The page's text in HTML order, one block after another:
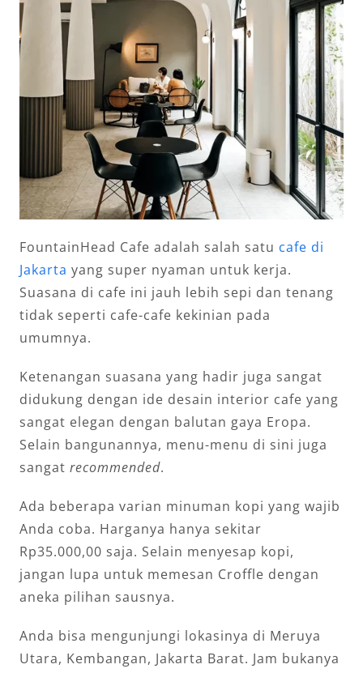
FountainHead Cafe adalah salah satu cafe di
Jakarta yang super nyaman untuk kerja.
Suasana di cafe ini jauh lebih sepi dan tenang
tidak seperti cafe-cafe kekinian pada
umumnya.
Ketenangan suasana yang hadir juga sangat
didukung dengan ide desain interior cafe yang
sangat elegan dengan balutan gaya Eropa.
Selain bangunannya, menu-menu di sini juga
sangat recommended.
Ada beberapa varian minuman kopi yang wajib
Anda coba. Harganya hanya sekitar
Rp35.000,00 saja. Selain menyesap kopi,
jangan lupa untuk memesan Croffle dengan
aneka pilihan sausnya.
Anda bisa mengunjungi lokasinya di Meruya
Utara, Kembangan, Jakarta Barat. Jam bukanya